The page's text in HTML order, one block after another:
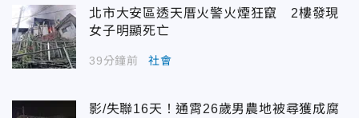
北市大安區透天厝火警火煙狂竄 2樓發現
女子明顯死亡
39分鐘前 社會
影/失聯16天！通霄26歲男農地被尋獲成腐